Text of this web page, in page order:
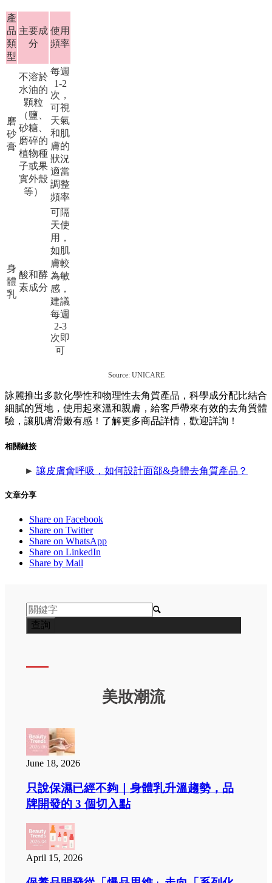
產
品
類
型
主要成
分
使用
頻率
磨
砂
膏
不溶於
水油的
顆粒
（鹽、
砂糖、
磨碎的
植物種
子或果
實外殼
等）
每週
1-2
次，
可視
天氣
和肌
膚的
狀況
適當
調整
頻率
身
體
乳
酸和酵
素成分
可隔
天使
用，
如肌
膚較
為敏
感，
建議
每週
2-3
次即
可
Source: UNICARE
詠麗推出多款化學性和物理性去角質產品，科學成分配比結合
細膩的質地，使用起來溫和親膚，給客戶帶來有效的去角質體
驗，讓肌膚滑嫩有感！了解更多商品詳情，歡迎詳詢！
相關鏈接
► 讓皮膚會呼吸，如何設計面部&身體去角質產品？
文章分享
Share on Facebook
Share on Twitter
Share on WhatsApp
Share on LinkedIn
Share by Mail

美妝潮流
June 18, 2026
只說保濕已經不夠｜身體乳升溫趨勢，品
牌開發的 3 個切入點
April 15, 2026